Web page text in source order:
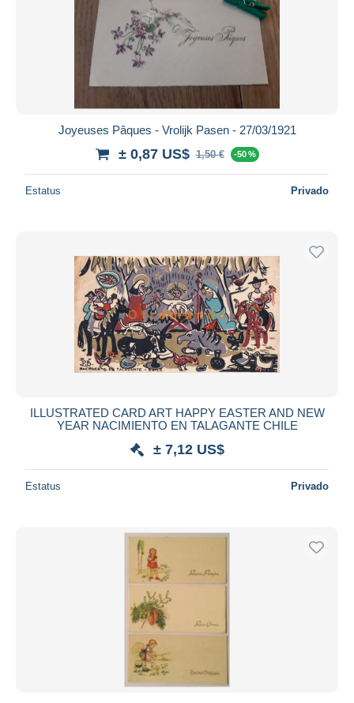
Joyeuses Pâques - Vrolijk Pasen - 27/03/1921
± 0,87 US$ 1,50 € -50 %
Estatus Privado
ILLUSTRATED CARD ART HAPPY EASTER AND NEW
YEAR NACIMIENTO EN TALAGANTE CHILE
± 7,12 US$
Estatus Privado